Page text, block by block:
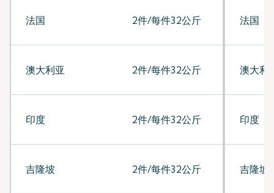
法国 2件/每件32公斤
澳大利亚 2件/每件32公斤
印度 2件/每件32公斤
吉隆坡 2件/每件32公斤
法国
澳大利
印度
吉隆坡